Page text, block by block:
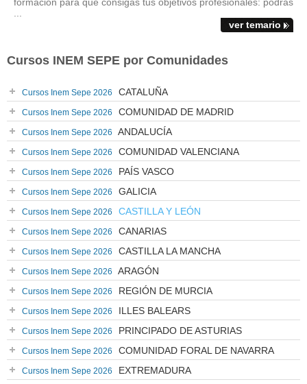
ver temario
Cursos INEM SEPE por Comunidades
Cursos Inem Sepe 2026 CATALUÑA
Cursos Inem Sepe 2026 COMUNIDAD DE MADRID
Cursos Inem Sepe 2026 ANDALUCÍA
Cursos Inem Sepe 2026 COMUNIDAD VALENCIANA
Cursos Inem Sepe 2026 PAÍS VASCO
Cursos Inem Sepe 2026 GALICIA
Cursos Inem Sepe 2026 CASTILLA Y LEÓN
Cursos Inem Sepe 2026 CANARIAS
Cursos Inem Sepe 2026 CASTILLA LA MANCHA
Cursos Inem Sepe 2026 ARAGÓN
Cursos Inem Sepe 2026 REGIÓN DE MURCIA
Cursos Inem Sepe 2026 ILLES BALEARS
Cursos Inem Sepe 2026 PRINCIPADO DE ASTURIAS
Cursos Inem Sepe 2026 COMUNIDAD FORAL DE NAVARRA
Cursos Inem Sepe 2026 EXTREMADURA